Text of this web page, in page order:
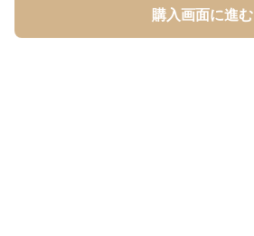
購入画面に進む
購入画面に進む